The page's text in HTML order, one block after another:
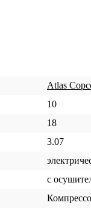
Atlas
10
18
3.07
с